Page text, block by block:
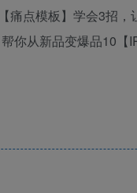
痛点模板】学会3招，
你从新品变爆品10【